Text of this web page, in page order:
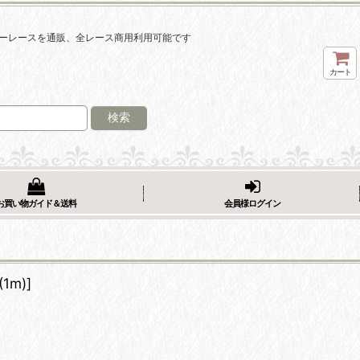
レースを通販、全レース商用利用可能です
カート
検索
買い物ガイド＆送料 会員様ログイン
]